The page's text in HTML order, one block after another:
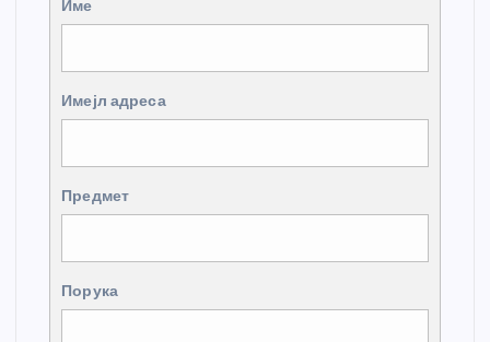
Име
Имејл адреса
Предмет
Порука